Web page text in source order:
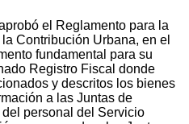
el Reglamento para la
Contribución Urbana, en el
fundamental para su
Registro Fiscal donde
y descritos los bienes
a las Juntas de
personal del Servicio